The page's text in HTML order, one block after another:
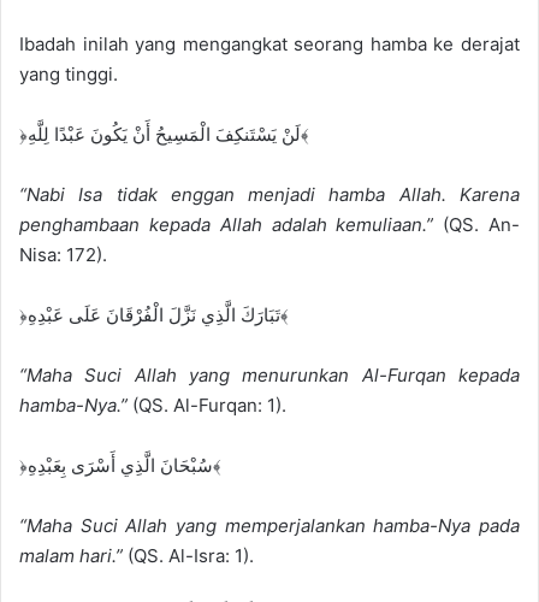
Ibadah inilah yang mengangkat seorang hamba ke derajat
yang tinggi.
﴿لَنْ يَسْتَنكِفَ الْمَسِيحُ أَنْ يَكُونَ عَبْدًا لِلَّهِ﴾
“Nabi Isa tidak enggan menjadi hamba Allah. Karena
penghambaan kepada Allah adalah kemuliaan.” (QS. An-
Nisa: 172).
﴿تَبَارَكَ الَّذِي نَزَّلَ الْفُرْقَانَ عَلَى عَبْدِهِ﴾
“Maha Suci Allah yang menurunkan Al-Furqan kepada
hamba-Nya.” (QS. Al-Furqan: 1).
﴿سُبْحَانَ الَّذِي أَسْرَى بِعَبْدِهِ﴾
“Maha Suci Allah yang memperjalankan hamba-Nya pada
malam hari.” (QS. Al-Isra: 1).